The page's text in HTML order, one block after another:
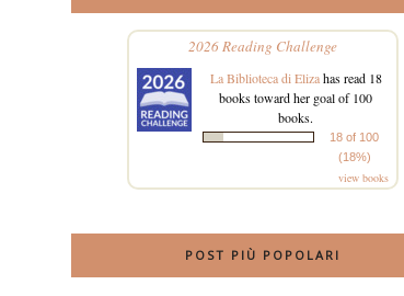
2026 Reading Challenge
La Biblioteca di Elizahas read 18
books toward her goal of 100
books.
18 of 100
(18%)
view books
POST PIÙ POPOLARI